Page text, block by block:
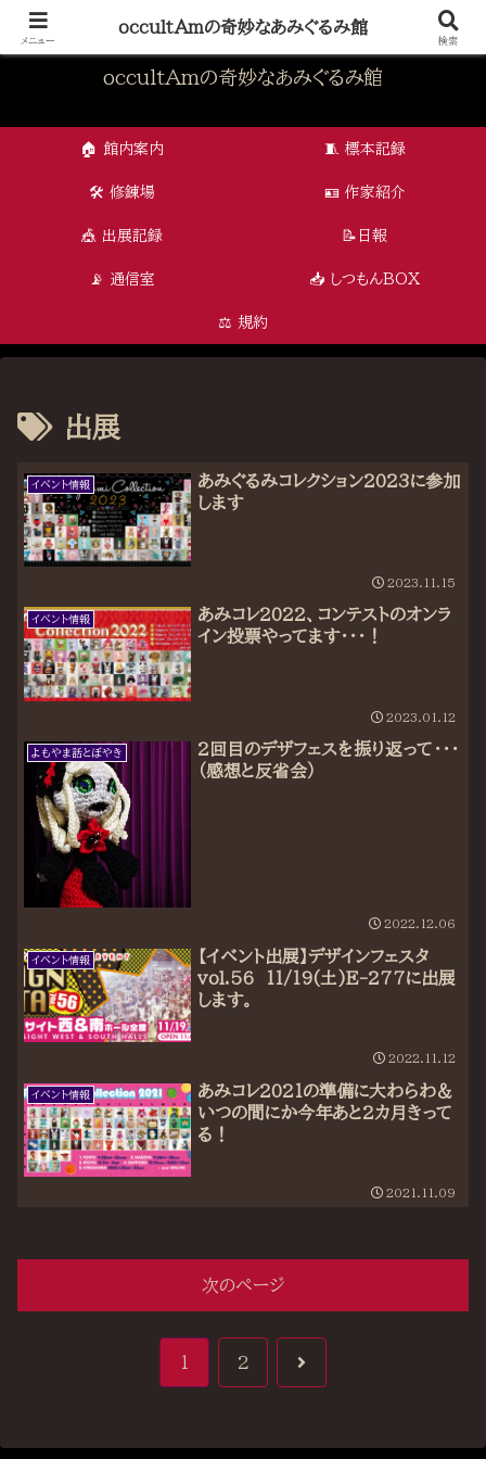
怪奇と可愛さが交差する、オカルタムの編み物アート
occultAmの奇妙なあみぐるみ館
🏠 館内案内 🧵 標本記録
🛠 修錬場 🪪 作家紹介
🎪 出展記録 📝日報
📡 通信室 📥 しつもんBOX
⚖️ 規約
出展
イベント情報
あみぐるみコレクション2023に参加
します
2023.11.15
イベント情報
あみコレ2022、コンテストのオンラ
イン投票やってます・・・！
2023.01.12
よもやま話とぼやき
2回目のデザフェスを振り返って・・・
（感想と反省会）
2022.12.06
イベント情報
【イベント出展】デザインフェスタ
vol.56 11/19(土)E-277に出展
します。
2022.11.12
イベント情報
あみコレ2021の準備に大わらわ＆
いつの間にか今年あと2カ月きって
る！
2021.11.09
次のページ
1 2 次
メニュー
occultAmの奇妙なあみぐるみ館
検索